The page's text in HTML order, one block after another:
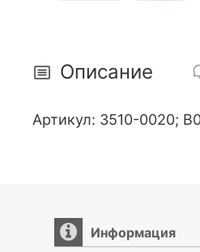
Описание
Артикул: 3510-0020;
Информация